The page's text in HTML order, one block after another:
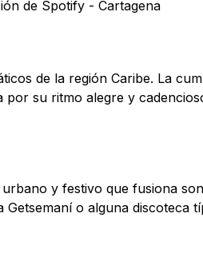
de la región Caribe. La
su ritmo alegre y
y festivo que fusiona
o alguna discoteca